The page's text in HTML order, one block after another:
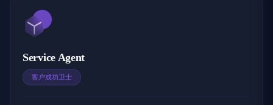
Service Agent
客户成功卫士